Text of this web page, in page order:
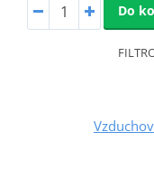
Do